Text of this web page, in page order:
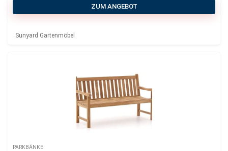
ZUM ANGEBOT
Sunyard Gartenmöbel
PARKBÄNKE